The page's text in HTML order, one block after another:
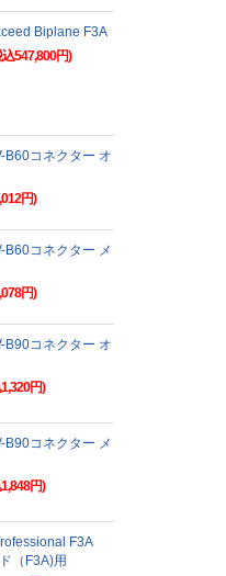
Biplane F3A
547,800円)
B60コネクター オ
円)
B60コネクター メ
円)
B90コネクター オ
円)
B90コネクター メ
円)
F3A
（F3A)用